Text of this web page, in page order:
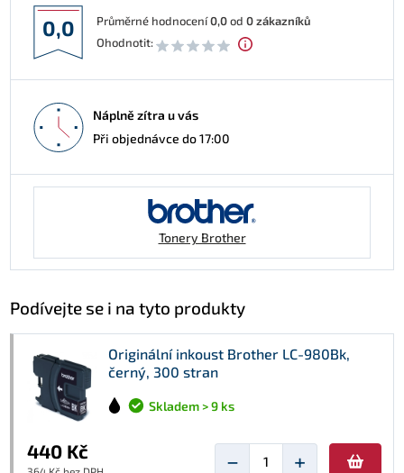
0,0 Průměrné hodnocení0,0od 0zákazníků
Ohodnotit:
Náplně zítra u vás
Při objednávce do 17:00
Tonery Brother
Podívejte se i na tyto produkty
Originální inkoust Brother LC-980Bk,
černý, 300 stran
Skladem > 9 ks
440 Kč − +